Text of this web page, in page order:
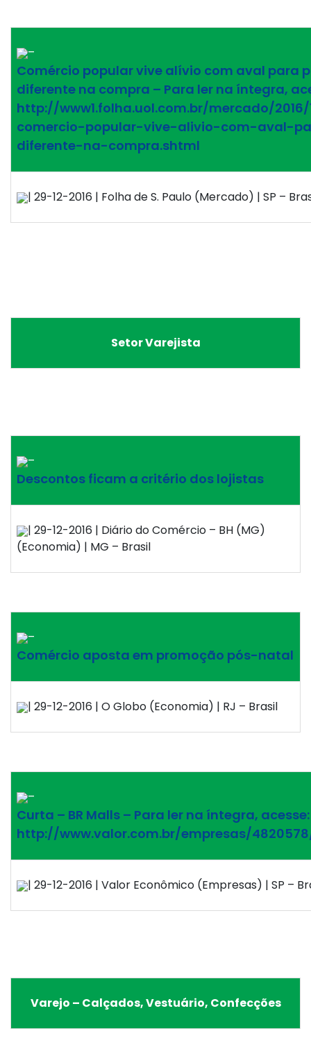
–
Comércio popular vive alívio com aval para
diferente na compra – Para ler na íntegra,
http://www1.folha.uol.com.br/mercado/2016/
comercio-popular-vive-alivio-com-aval-
diferente-na-compra.shtml
| 29-12-2016 | Folha de S. Paulo (Mercado) | SP –
Setor Varejista
–
Descontos ficam a critério dos lojistas
| 29-12-2016 | Diário do Comércio – BH (MG)
(Economia) | MG – Brasil
–
Comércio aposta em promoção pós-natal
| 29-12-2016 | O Globo (Economia) | RJ – Brasil
–
Curta – BR Malls – Para ler na íntegra, acesse:
http://www.valor.com.br/empresas/
| 29-12-2016 | Valor Econômico (Empresas) | SP –
Varejo – Calçados, Vestuário, Confecções